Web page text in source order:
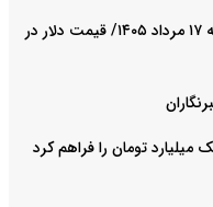
آخرین قیمت دلار، طلا و سکه؛ شبانگاه شنبه ۱۷ مرداد ۱۴۰۵/ قیمت دلار در
تومان را فراهم کرد